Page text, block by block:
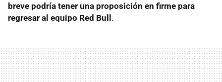
breve podría tener una proposición en firme para
regresar al equipo Red Bull.